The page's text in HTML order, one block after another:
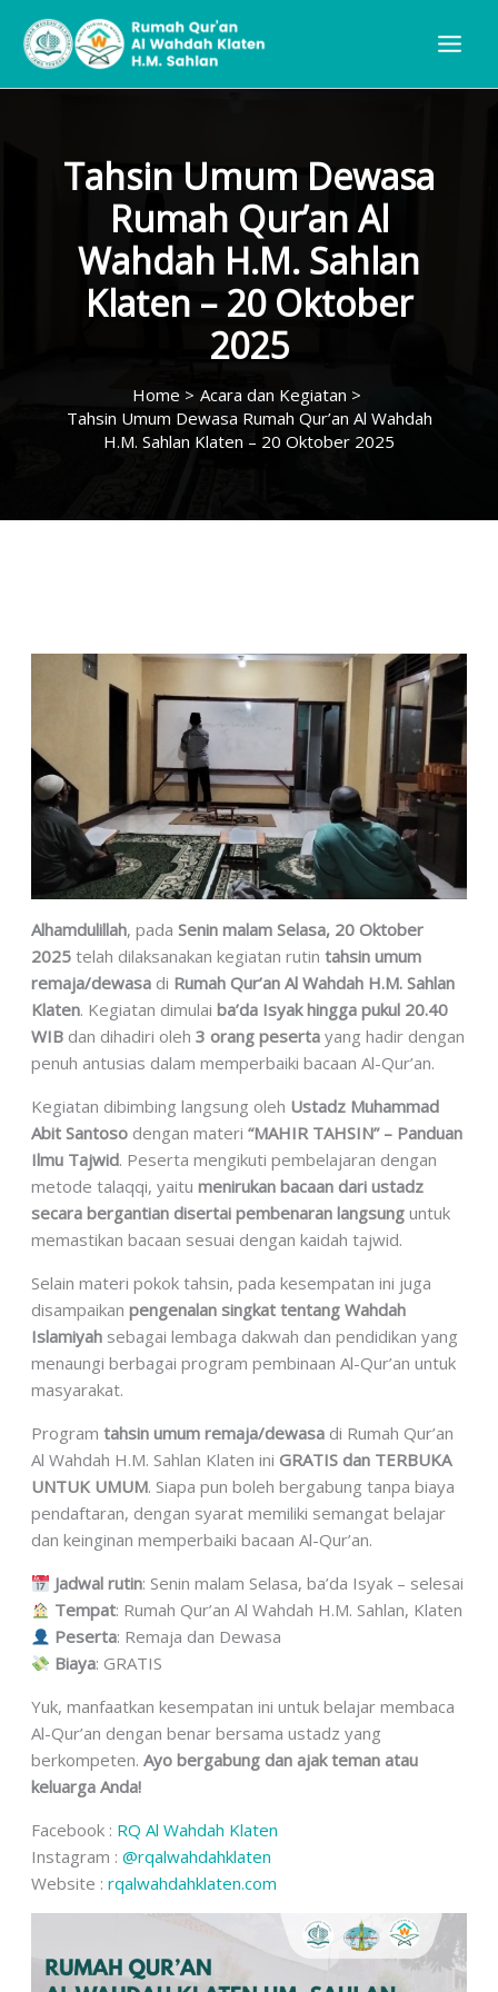
content
Tahsin Umum Dewasa
Rumah Qur’an Al
Wahdah H.M. Sahlan
Klaten – 20 Oktober
2025
Home
Acara dan Kegiatan
Tahsin Umum Dewasa Rumah Qur’an Al Wahdah
H.M. Sahlan Klaten – 20 Oktober 2025
Alhamdulillah, padaSenin malam Selasa, 20 Oktober
2025 telah dilaksanakan kegiatan rutintahsin umum
remaja/dewasa di Rumah Qur’an Al Wahdah H.M. Sahlan
Klaten. Kegiatan dimulaiba’da Isyak hingga pukul 20.40
WIB dan dihadiri oleh3 orang peserta yang hadir dengan
penuh antusias dalam memperbaiki bacaan Al-Qur’an.
Kegiatan dibimbing langsung oleh Ustadz Muhammad
Abit Santoso dengan materi“MAHIR TAHSIN” – Panduan
Ilmu Tajwid. Peserta mengikuti pembelajaran dengan
metode talaqqi, yaitumenirukan bacaan dari ustadz
secara bergantian disertai pembenaran langsung untuk
memastikan bacaan sesuai dengan kaidah tajwid.
Selain materi pokok tahsin, pada kesempatan ini juga
disampaikanpengenalan singkat tentang Wahdah
Islamiyah sebagai lembaga dakwah dan pendidikan yang
menaungi berbagai program pembinaan Al-Qur’an untuk
masyarakat.
Programtahsin umum remaja/dewasa di Rumah Qur’an
Al Wahdah H.M. Sahlan Klaten ini GRATIS dan TERBUKA
UNTUK UMUM. Siapa pun boleh bergabung tanpa biaya
pendaftaran, dengan syarat memiliki semangat belajar
dan keinginan memperbaiki bacaan Al-Qur’an.
Jadwal rutin: Senin malam Selasa, ba’da Isyak – selesai
Tempat: Rumah Qur’an Al Wahdah H.M. Sahlan, Klaten
Peserta: Remaja dan Dewasa
Biaya: GRATIS
Yuk, manfaatkan kesempatan ini untuk belajar membaca
Al-Qur’an dengan benar bersama ustadz yang
berkompeten.Ayo bergabung dan ajak teman atau
keluarga Anda!
Facebook : RQ Al Wahdah Klaten
Instagram :@rqalwahdahklaten
Website :rqalwahdahklaten.com